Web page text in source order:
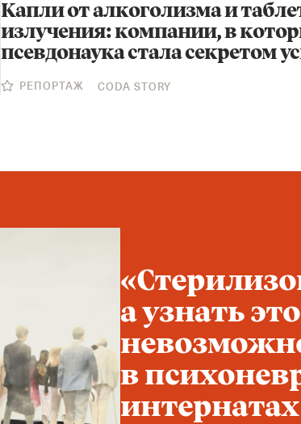
Капли от алкоголизма и
излучения: компании, в
псевдонаука стала секретом
РЕПОРТАЖ CODA STORY
а узнать
в